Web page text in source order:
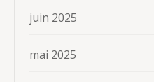
juin 2025
mai 2025